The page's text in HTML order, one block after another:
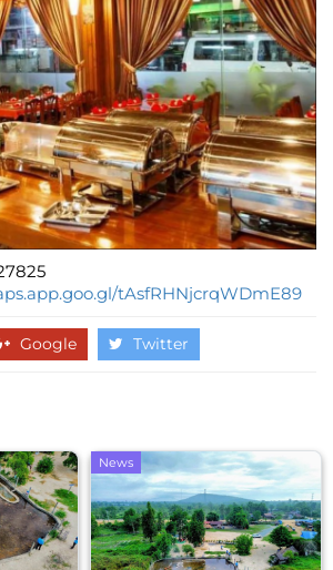
tAsfRHNjcrqWDmE89
Google Twitter
News